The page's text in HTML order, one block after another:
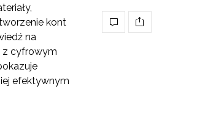
kont
na
z cyfrowym
efektywnym